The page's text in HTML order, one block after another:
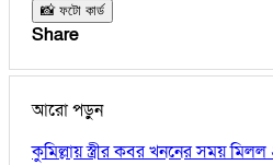
📸 ফটো কার্ড
Share
আরো পড়ুন
কুমিল্লায় স্ত্রীর কবর খননের সময়